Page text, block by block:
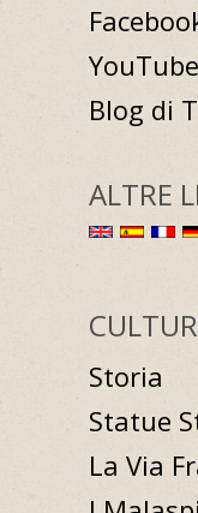
YouTube
Blog di
ALTRE
Storia
Statue
La Via